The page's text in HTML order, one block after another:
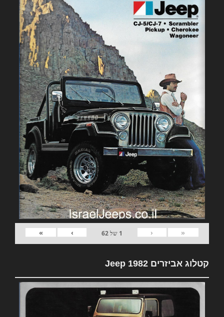
«
‹
1 של62
›
»
קטלוג אביזרים 1982 Jeep